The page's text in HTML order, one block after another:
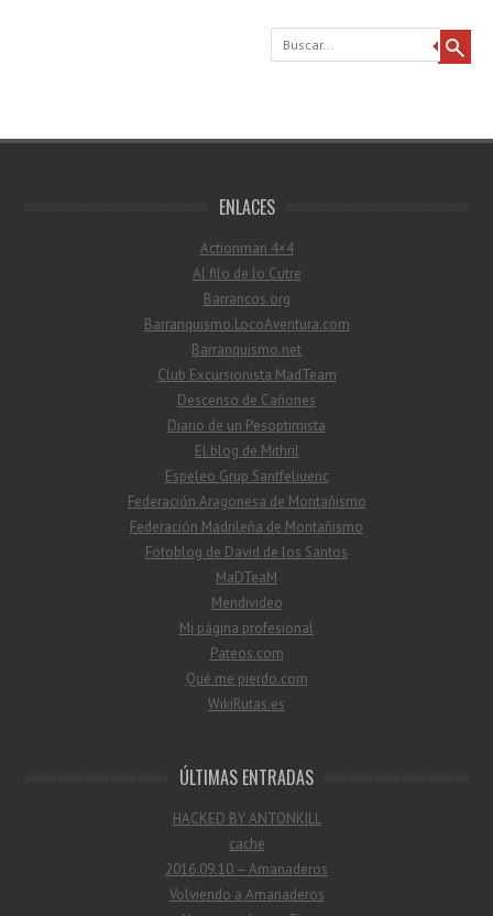
Buscar
ENLACES
Actionman 4×4
Al filo de lo Cutre
Barrancos.org
Barranquismo.LocoAventura.com
Barranquismo.net
Club Excursionista MadTeam
Descenso de Cañones
Diario de un Pesoptimista
El blog de Mithril
Espeleo Grup Santfeliuenc
Federación Aragonesa de Montañismo
Federación Madrileña de Montañismo
Fotoblog de David de los Santos
MaDTeaM
Mendivideo
Mi página profesional
Pateos.com
Qué me pierdo.com
WikiRutas.es
ÚLTIMAS ENTRADAS
HACKED BY ANTONKILL
cache
2016.09.10 – Amanaderos
Volviendo a Amanaderos